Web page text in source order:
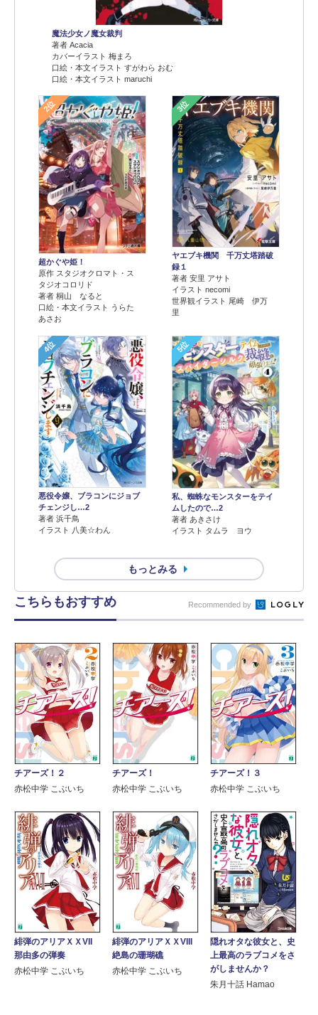
魔法少女ノ魔女裁判
著者 Acacia
カバーイラスト 梅まろ
口絵・本文イラスト すがわら おむ
口絵・本文イラスト maruchi
2位
超かぐや姫！
原作 スタジオクロマト・ス
タジオコロリド
著者 桐山 なると
口絵・本文イラスト うらた
あさお
3位
ヤエブキ機関 千万丈塔踏破
録１
著者 安里 アサト
イラスト necomi
世界観イラスト 尾崎 伊万
里
4位
悪役令嬢、ブラコンにジョブ
チェンジし…2
著者 浜千鳥
イラスト 八美☆わん
5位
私、蜘蛛なモンスターをテイ
ムしたので…2
著者 あきさけ
イラスト タムラ ヨウ
もっとみる
こちらもおすすめ Recommended by
チアーズ！２
赤松中学 こぶいち
チアーズ！
赤松中学 こぶいち
チアーズ！３
赤松中学 こぶいち
緋弾のアリアＸＸVII
那由多の弾奏
赤松中学 こぶいち
緋弾のアリアＸＸVIII
絶島の珊瑚礁
赤松中学 こぶいち
隠れオタな彼女と、史
上最高のラブコメをさ
がしませんか？
朱月十話 Hamao